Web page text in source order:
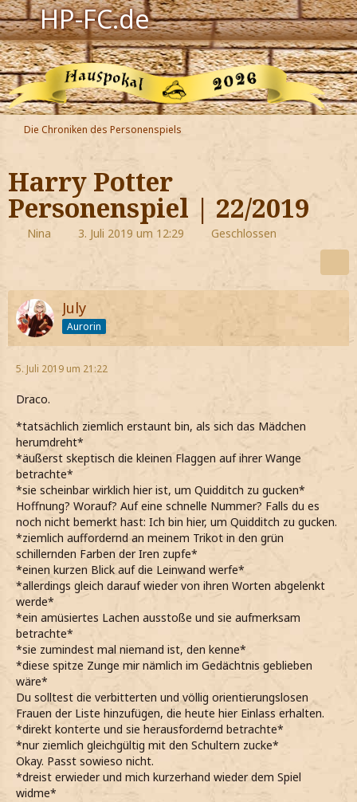
HP-FC.de
Navigation
Harry Potter
Der HP-FC
Hogwarts
Zauberwelt
Willkommen
Jetzt Fanclub-Mitglied werden!
Die Chroniken des Personenspiels
Harry Potter
Personenspiel | 22/2019
Nina 3. Juli 2019 um 12:29 Geschlossen
July
Aurorin
5. Juli 2019 um 21:22
Draco.
*tatsächlich ziemlich erstaunt bin, als sich das Mädchen
herumdreht*
*äußerst skeptisch die kleinen Flaggen auf ihrer Wange
betrachte*
*sie scheinbar wirklich hier ist, um Quidditch zu gucken*
Hoffnung? Worauf? Auf eine schnelle Nummer? Falls du es
noch nicht bemerkt hast: Ich bin hier, um Quidditch zu gucken.
*ziemlich auffordernd an meinem Trikot in den grün
schillernden Farben der Iren zupfe*
*einen kurzen Blick auf die Leinwand werfe*
*allerdings gleich darauf wieder von ihren Worten abgelenkt
werde*
*ein amüsiertes Lachen ausstoße und sie aufmerksam
betrachte*
*sie zumindest mal niemand ist, den kenne*
*diese spitze Zunge mir nämlich im Gedächtnis geblieben
wäre*
Du solltest die verbitterten und völlig orientierungslosen
Frauen der Liste hinzufügen, die heute hier Einlass erhalten.
*direkt konterte und sie herausfordernd betrachte*
*nur ziemlich gleichgültig mit den Schultern zucke*
Okay. Passt sowieso nicht.
*dreist erwieder und mich kurzerhand wieder dem Spiel
widme*